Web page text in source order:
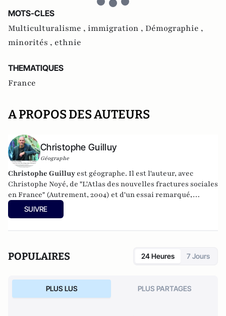
MOTS-CLES
Multiculturalisme , immigration , Démographie ,
minorités , ethnie
THEMATIQUES
France
A PROPOS DES AUTEURS
Christophe Guilluy
Géographe
Christophe Guilluy est géographe. Il est l'auteur, avec
Christophe Noyé, de "L'Atlas des nouvelles fractures sociales
en France" (Autrement, 2004) et d'un essai remarqué,
"Fractures françaises" (Champs-Flammarion, 2013). Il a
publié en 2014 "La France périphérique" aux éditions
SUIVRE
POPULAIRES 24 Heures 7 Jours
PLUS LUS PLUS PARTAGES